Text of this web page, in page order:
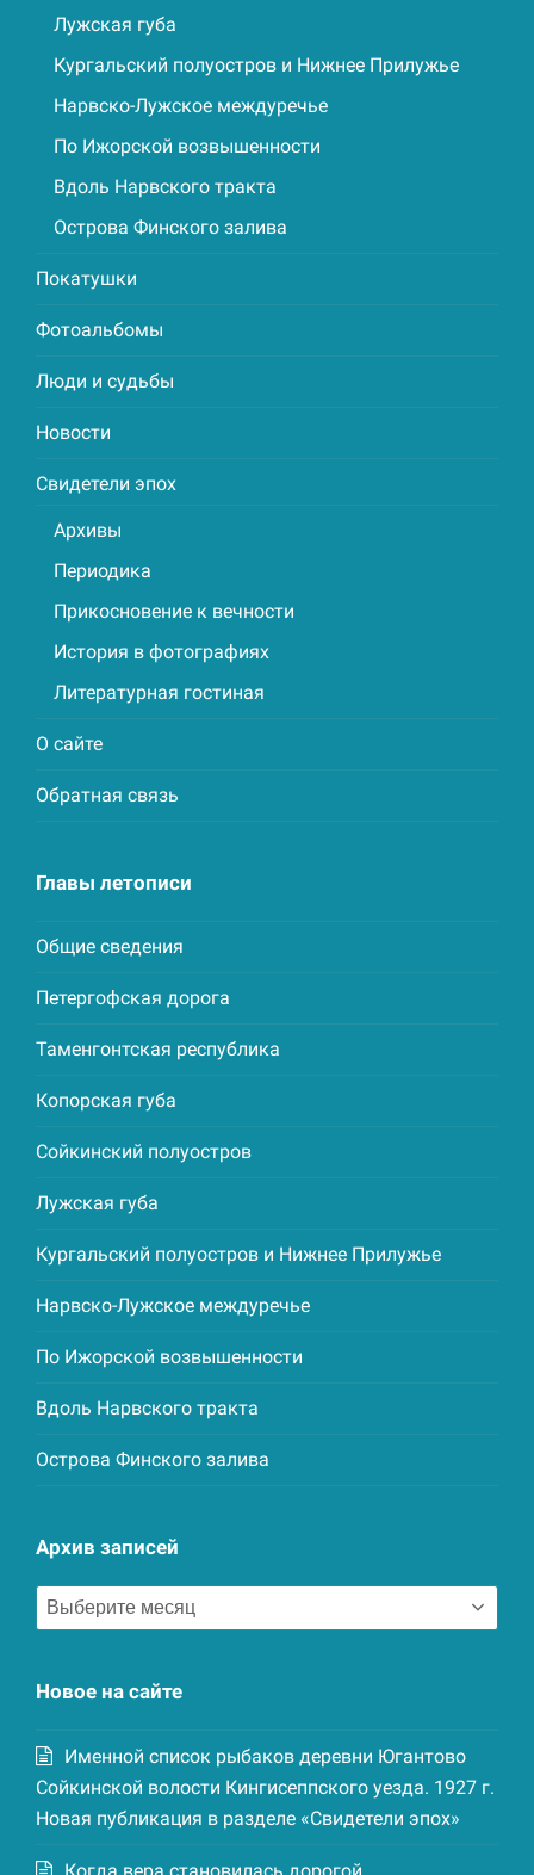
Лужская губа
Кургальский полуостров и Нижнее Прилужье
Нарвско-Лужское междуречье
По Ижорской возвышенности
Вдоль Нарвского тракта
Острова Финского залива
Покатушки
Фотоальбомы
Люди и судьбы
Новости
Свидетели эпох
Архивы
Периодика
Прикосновение к вечности
История в фотографиях
Литературная гостиная
О сайте
Обратная связь
Главы летописи
Общие сведения
Петергофская дорога
Таменгонтская республика
Копорская губа
Сойкинский полуостров
Лужская губа
Кургальский полуостров и Нижнее Прилужье
Нарвско-Лужское междуречье
По Ижорской возвышенности
Вдоль Нарвского тракта
Острова Финского залива
Архив записей
Архив
записей
Новое на сайте
Именной список рыбаков деревни Югантово
Сойкинской волости Кингисеппского уезда. 1927 г.
Новая публикация в разделе «Свидетели эпох»